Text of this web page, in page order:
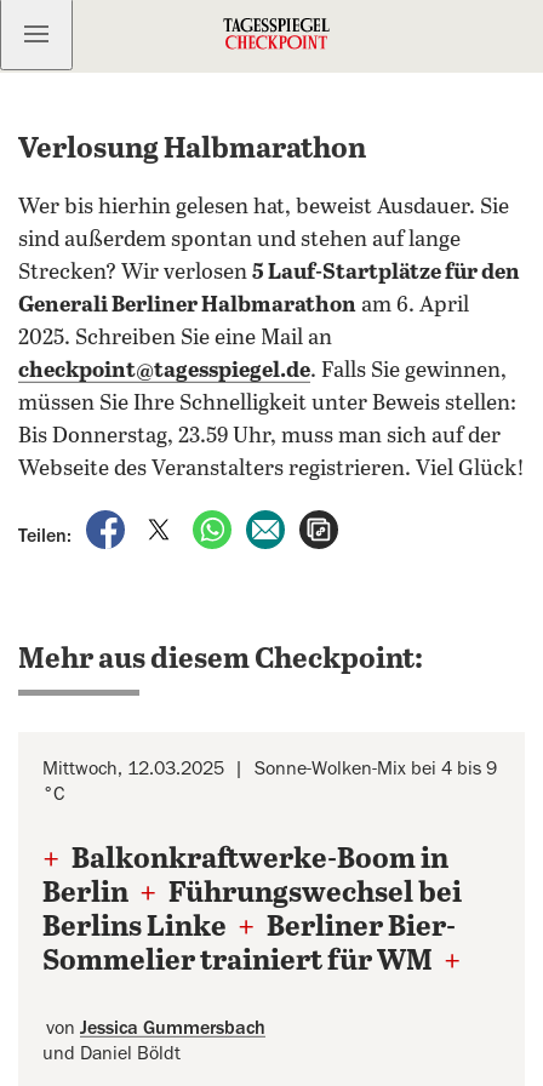
Kostenlos anmelden
Verlosung Halbmarathon
Wer bis hierhin gelesen hat, beweist Ausdauer. Sie
sind außerdem spontan und stehen auf lange
Strecken? Wir verlosen 5 Lauf-Startplätze für den
Generali Berliner Halbmarathon am 6. April
2025. Schreiben Sie eine Mail an
checkpoint@tagesspiegel.de. Falls Sie gewinnen,
müssen Sie Ihre Schnelligkeit unter Beweis stellen:
Bis Donnerstag, 23.59 Uhr, muss man sich auf der
Webseite des Veranstalters registrieren. Viel Glück!
Teilen:
auf Facebook teilen
auf X teilenper WhatsApp teilen
per E-Mail teilen
Mehr aus diesem Checkpoint:
Mittwoch, 12.03.2025
Sonne-Wolken-Mix bei 4 bis 9
°C
+ Balkonkraftwerke-Boom in
Berlin + Führungswechsel bei
Berlins Linke + Berliner Bier-
Sommelier trainiert für WM +
von Jessica Gummersbach
und Daniel Böldt